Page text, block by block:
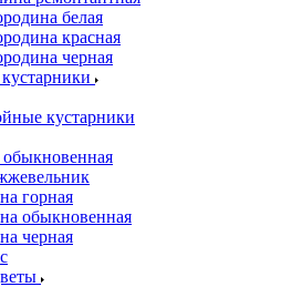
белая
красная
черная
кустарники
горная
обыкновенная
черная